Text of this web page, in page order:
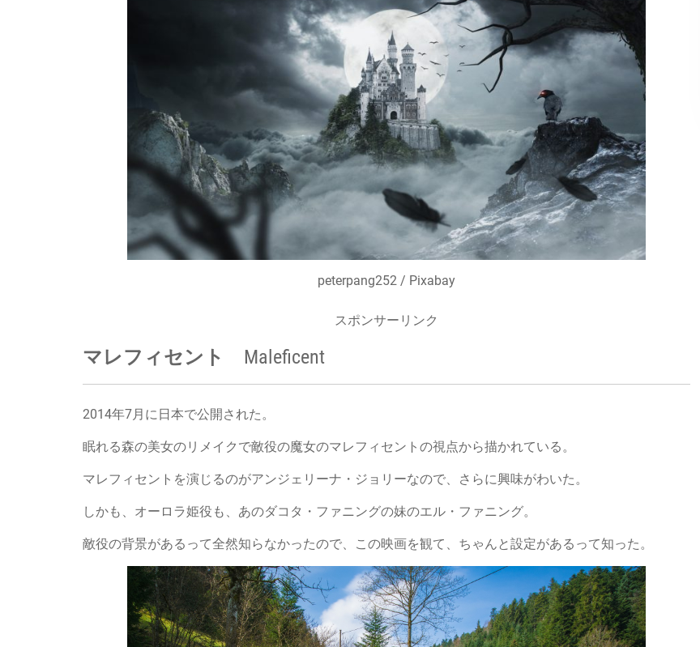
peterpang252 / Pixabay
スポンサーリンク
マレフィセント Maleficent
2014年7月に日本で公開された。
眠れる森の美女のリメイクで敵役の魔女のマレフィセントの視点から描かれている。
マレフィセントを演じるのがアンジェリーナ・ジョリーなので、さらに興味がわいた。
しかも、オーロラ姫役も、あのダコタ・ファニングの妹のエル・ファニング。
敵役の背景があるって全然知らなかったので、この映画を観て、ちゃんと設定があるって知った。